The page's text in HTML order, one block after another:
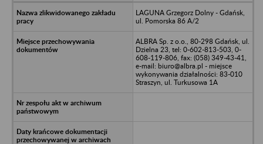
LAGUNA Grzegorz Dolny - Gdańsk,
ul. Pomorska 86 A/2
ALBRA Sp. z o.o., 80-298 Gdańsk, ul.
Dzielna 23, tel: 0-602-813-503, 0-
608-119-806, fax: (058) 349-43-41,
e-mail: biuro@albra.pl - miejsce
wykonywania działalności: 83-010
Straszyn, ul. Turkusowa 1A